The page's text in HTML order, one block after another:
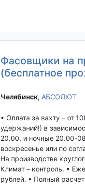
Фасовщики на
(бесплатное
Челябинск‎, АБСОЛЮТ
• Оплата за вахту – от
удержаний!) в
20.00, и ночные 20.00-
воскресенье или по
На производстве
Климат – контроль. •
рублей. • Полный